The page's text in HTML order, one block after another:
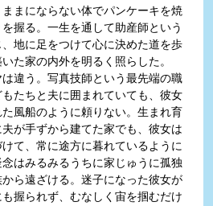
まにならない体でパンケーキを焼
握る。一生を通して助産師という
地に足をつけて心に決めた道を歩
た家の内外を明るく照らした。
違う。写真技師という最先端の職
たちと夫に囲まれていても、彼女
風船のように頼りない。生まれ育
が手ずから建てた家でも、彼女は
て、常に途方に暮れているように
はみるみるうちに家じゅうに孤独
ら遠ざける。迷子になった彼女が
握られず、むなしく宙を掴むだけ